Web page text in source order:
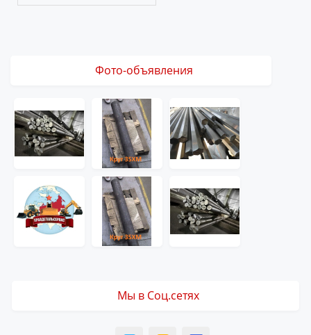
Фото-объявления
Мы в Соц.сетях